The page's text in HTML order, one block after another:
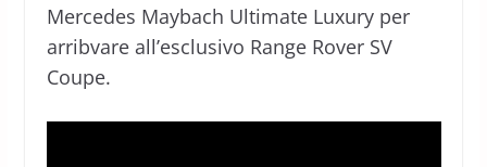
Mercedes Maybach Ultimate Luxury per
arribvare all’esclusivo Range Rover SV
Coupe.